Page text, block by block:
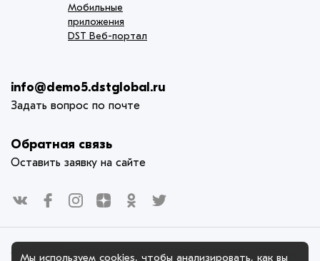
Мобильные
приложения
DST Веб-портал
info@demo5.dstglobal.ru
Задать вопрос по почте
Обратная связь
Оставить заявку на сайте
© 2005-2025. Официальный сайт DST Веб-портал использует
Мы используем cookies, чтобы анализировать, как вы